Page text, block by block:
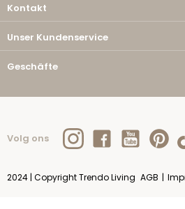
Kontakt
Unser Kundenservice
Geschäfte
Volg ons
2024 | Copyright Trendo Living AGB |